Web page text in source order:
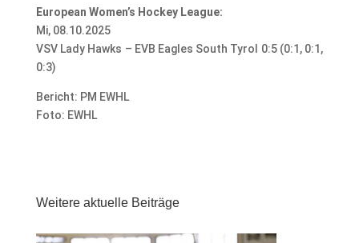
European Women’s Hockey League:
Mi, 08.10.2025
VSV Lady Hawks – EVB Eagles South Tyrol 0:5 (0:1, 0:1,
0:3)
Bericht: PM EWHL
Foto: EWHL
Weitere aktuelle Beiträge